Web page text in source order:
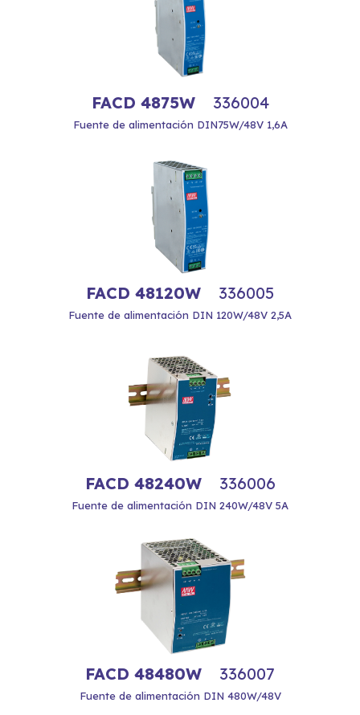
FACD 4875W 336004
Fuente de alimentación DIN75W/48V 1,6A
FACD 48120W 336005
Fuente de alimentación DIN 120W/48V 2,5A
FACD 48240W 336006
Fuente de alimentación DIN 240W/48V 5A
FACD 48480W 336007
Fuente de alimentación DIN 480W/48V